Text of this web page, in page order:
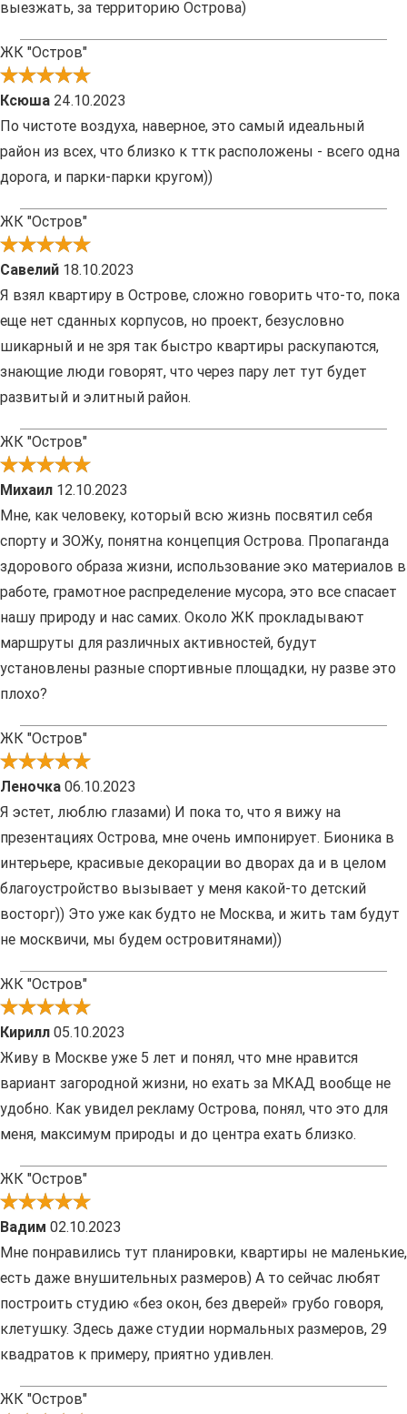
выезжать, за территорию Острова)
ЖК "Остров"
Ксюша 24.10.2023
По чистоте воздуха, наверное, это самый идеальный
район из всех, что близко к ттк расположены - всего одна
дорога, и парки-парки кругом))
ЖК "Остров"
Савелий 18.10.2023
Я взял квартиру в Острове, сложно говорить что-то, пока
еще нет сданных корпусов, но проект, безусловно
шикарный и не зря так быстро квартиры раскупаются,
знающие люди говорят, что через пару лет тут будет
развитый и элитный район.
ЖК "Остров"
Михаил 12.10.2023
Мне, как человеку, который всю жизнь посвятил себя
спорту и ЗОЖу, понятна концепция Острова. Пропаганда
здорового образа жизни, использование эко материалов в
работе, грамотное распределение мусора, это все спасает
нашу природу и нас самих. Около ЖК прокладывают
маршруты для различных активностей, будут
установлены разные спортивные площадки, ну разве это
плохо?
ЖК "Остров"
Леночка 06.10.2023
Я эстет, люблю глазами) И пока то, что я вижу на
презентациях Острова, мне очень импонирует. Бионика в
интерьере, красивые декорации во дворах да и в целом
благоустройство вызывает у меня какой-то детский
восторг)) Это уже как будто не Москва, и жить там будут
не москвичи, мы будем островитянами))
ЖК "Остров"
Кирилл 05.10.2023
Живу в Москве уже 5 лет и понял, что мне нравится
вариант загородной жизни, но ехать за МКАД вообще не
удобно. Как увидел рекламу Острова, понял, что это для
меня, максимум природы и до центра ехать близко.
ЖК "Остров"
Вадим 02.10.2023
Мне понравились тут планировки, квартиры не маленькие,
есть даже внушительных размеров) А то сейчас любят
построить студию «без окон, без дверей» грубо говоря,
клетушку. Здесь даже студии нормальных размеров, 29
квадратов к примеру, приятно удивлен.
ЖК "Остров"